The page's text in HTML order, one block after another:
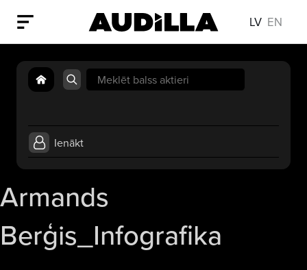
LV EN
Search
for:
Ienākt
Armands
Berģis_Infografika